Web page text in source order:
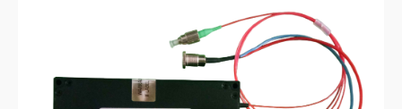
设计重新定义光信号控制标准。&nb...